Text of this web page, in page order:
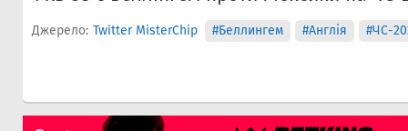
Джерело: Twitter MisterChip #Беллингем #Англія #ЧС-